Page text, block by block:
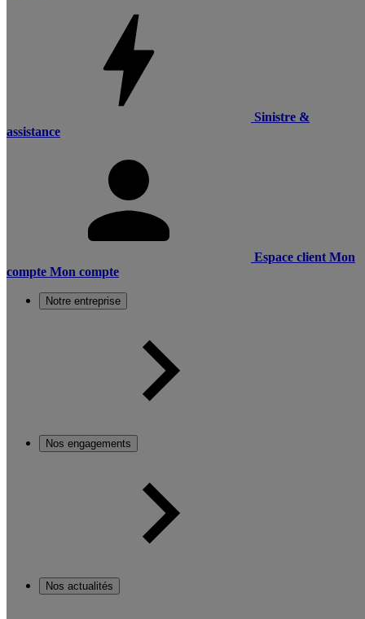
Sinistre &
assistance
Espace client Mon
compte Mon compte
Notre entreprise
Nos engagements
Nos actualités